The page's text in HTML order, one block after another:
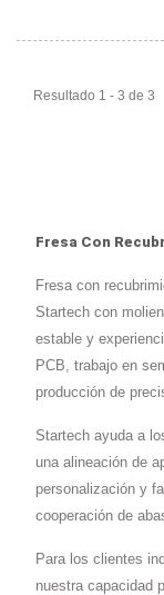
Resultado 1 - 3 de 3
Fresa Con
Fresa con
Startech con
estable y
PCB, trabajo en
producción de
Startech ayuda a
una alineación de
personalización y
cooperación de
Para los clientes
nuestra capacidad